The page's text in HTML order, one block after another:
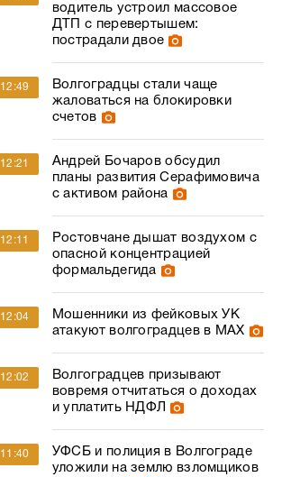
водитель устроил массовое
ДТП с перевертышем:
пострадали двое
12:49
Волгоградцы стали чаще
жаловаться на блокировки
счетов
12:21
Андрей Бочаров обсудил
планы развития Серафимовича
с активом района
12:11
Ростовчане дышат воздухом с
опасной концентрацией
формальдегида
12:04
Мошенники из фейковых УК
атакуют волгоградцев в МАХ
12:02
Волгоградцев призывают
вовремя отчитаться о доходах
и уплатить НДФЛ
11:40
УФСБ и полиция в Волгограде
уложили на землю взломщиков